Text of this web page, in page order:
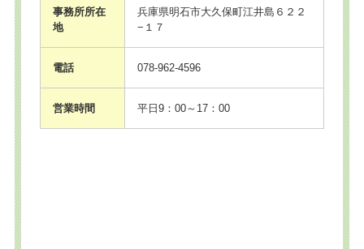
事務所所在
地
兵庫県明石市大久保町江井島６２２
−１７
電話 078-962-4596
営業時間 平日9：00～17：00